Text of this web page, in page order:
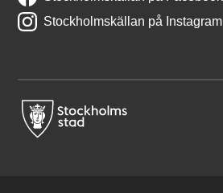
Stockholmskällan på Instagram